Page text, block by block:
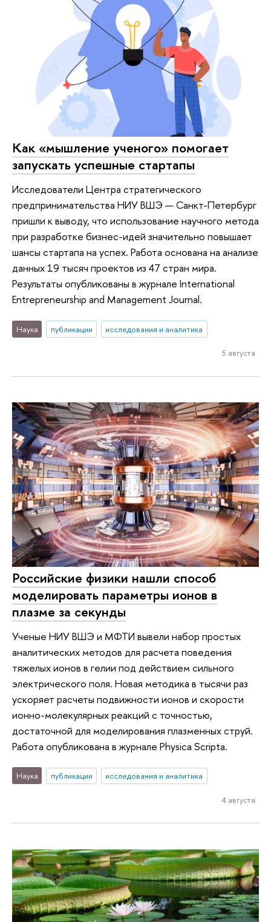
Как «мышление ученого» помогает
запускать успешные стартапы
Исследователи Центра стратегического
предпринимательства НИУ ВШЭ — Санкт-Петербург
пришли к выводу, что использование научного метода
при разработке бизнес-идей значительно повышает
шансы стартапа на успех. Работа основана на анализе
данных 19 тысяч проектов из 47 стран мира.
Результаты опубликованы в журнале International
Entrepreneurship and Management Journal.
Наука публикации исследования и аналитика
5 августа
Российские физики нашли способ
моделировать параметры ионов в
плазме за секунды
Ученые НИУ ВШЭ и МФТИ вывели набор простых
аналитических методов для расчета поведения
тяжелых ионов в гелии под действием сильного
электрического поля. Новая методика в тысячи раз
ускоряет расчеты подвижности ионов и скорости
ионно-молекулярных реакций с точностью,
достаточной для моделирования плазменных струй.
Работа опубликована в журнале Physica Scripta.
Наука публикации исследования и аналитика
4 августа